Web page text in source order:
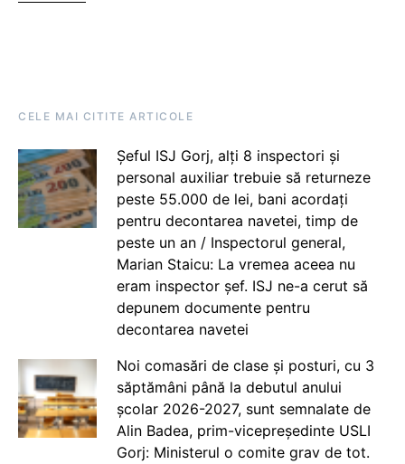
CELE MAI CITITE ARTICOLE
Șeful ISJ Gorj, alți 8 inspectori și
personal auxiliar trebuie să returneze
peste 55.000 de lei, bani acordați
pentru decontarea navetei, timp de
peste un an / Inspectorul general,
Marian Staicu: La vremea aceea nu
eram inspector șef. ISJ ne-a cerut să
depunem documente pentru
decontarea navetei
Noi comasări de clase și posturi, cu 3
săptămâni până la debutul anului
școlar 2026-2027, sunt semnalate de
Alin Badea, prim-vicepreședinte USLI
Gorj: Ministerul o comite grav de tot.